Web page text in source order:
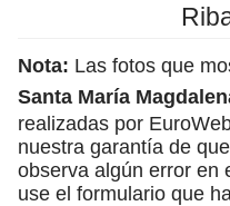
Nota: Las fotos que
Santa María
realizadas por
nuestra garantía de
observa algún error en
use el formulario que